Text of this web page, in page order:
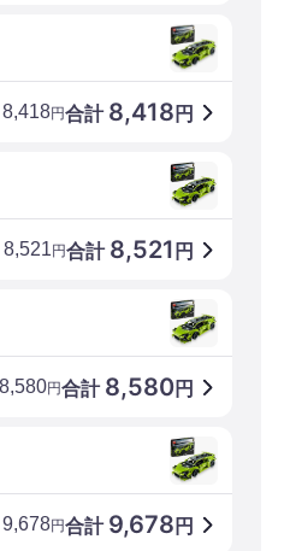
合計 8,418 円
8,418円
合計 8,521 円
8,521円
合計 8,580円
8,580円
合計 9,678 円
9,678円